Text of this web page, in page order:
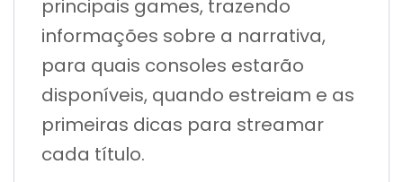
principais games, trazendo
informações sobre a narrativa,
para quais consoles estarão
disponíveis, quando estreiam e as
primeiras dicas para streamar
cada título.